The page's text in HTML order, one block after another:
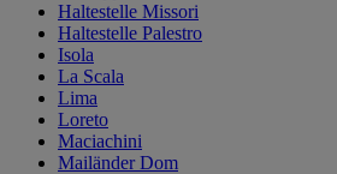
Haltestelle Missori
Haltestelle Palestro
Isola
La Scala
Lima
Loreto
Maciachini
Mailänder Dom